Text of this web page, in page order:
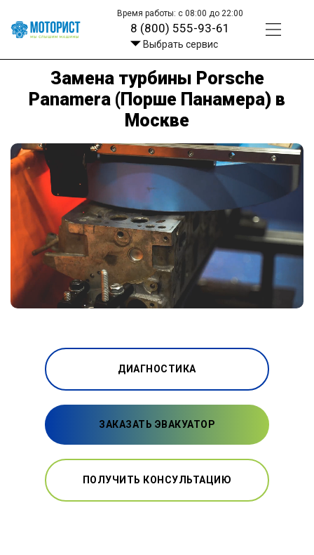
Время работы: с 08:00 до 22:00
8 (800) 555-93-61
Выбрать сервис
Замена турбины Porsche
Panamera (Порше Панамера) в
Москве
ДИАГНОСТИКА
ЗАКАЗАТЬ ЭВАКУАТОР
ПОЛУЧИТЬ КОНСУЛЬТАЦИЮ